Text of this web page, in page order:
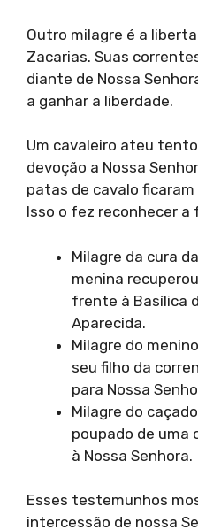
Outro milagre é a
Zacarias. Suas
diante de Nossa
a ganhar a liberdade.
Um cavaleiro ateu
devoção a Nossa
patas de cavalo
Isso o fez reconhecer a
Milagre da cura
menina
frente à Basílica
Aparecida.
Milagre do
seu filho da
para Nossa
Milagre do
poupado de uma
à Nossa Senhora.
Esses testemunhos
intercessão de nossa